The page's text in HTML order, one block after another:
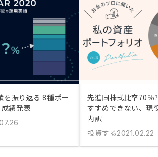
を振り返る 8種ポー
績発表
先進国株式比率70％
すすめできない、現
内訳
投資する2021.02.22